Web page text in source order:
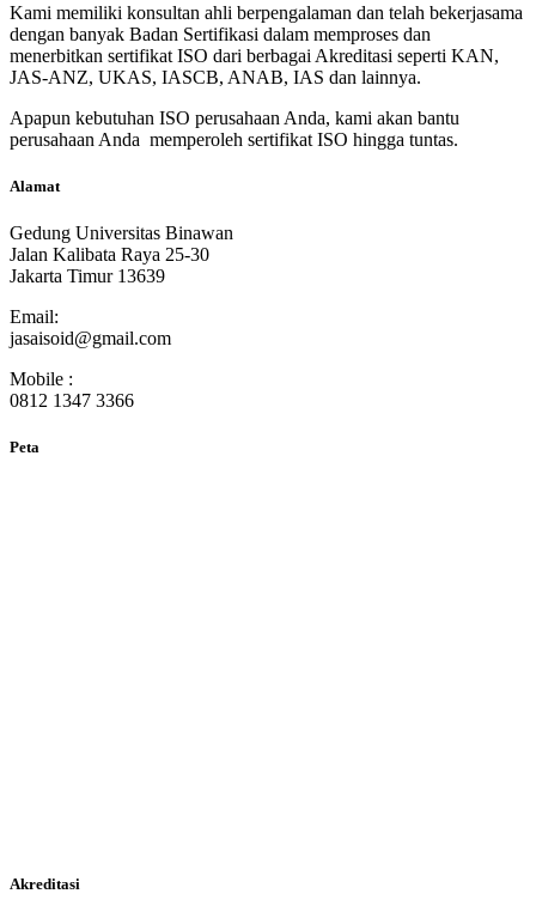
Kami memiliki konsultan ahli berpengalaman dan telah bekerjasama
dengan banyak Badan Sertifikasi dalam memproses dan
menerbitkan sertifikat ISO dari berbagai Akreditasi seperti KAN,
JAS-ANZ, UKAS, IASCB, ANAB, IAS dan lainnya.
Apapun kebutuhan ISO perusahaan Anda, kami akan bantu
perusahaan Anda memperoleh sertifikat ISO hingga tuntas.
Alamat
Gedung Universitas Binawan
Jalan Kalibata Raya 25-30
Jakarta Timur 13639
Email:
jasaisoid@gmail.com
Mobile :
0812 1347 3366
Peta
Akreditasi